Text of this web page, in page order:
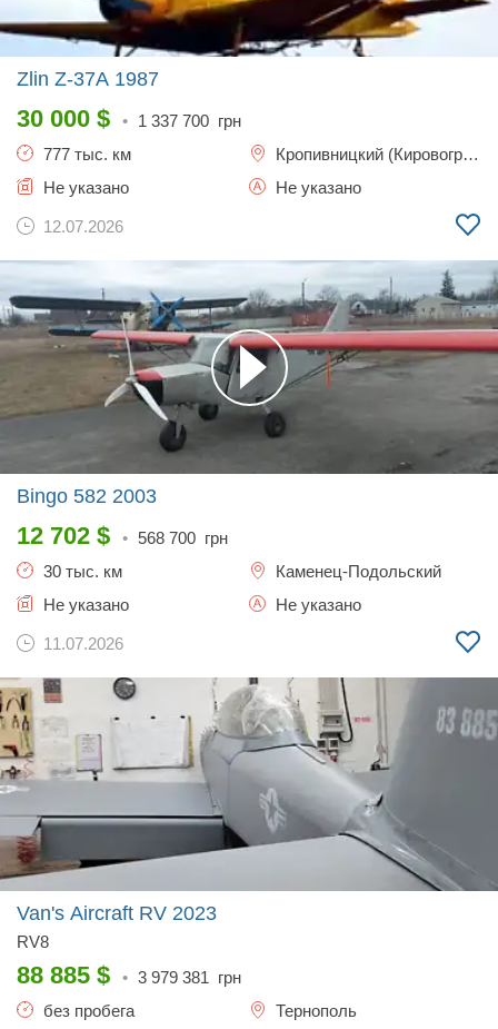
Zlin Z-37A 1987
30 000 $ • 1 337 700 грн
777 тыс. км
Кропивницкий (Кировоград)
Не указано
Не указано
12.07.2026
Bingo 582 2003
12 702 $ • 568 700 грн
30 тыс. км
Каменец-Подольский
Не указано
Не указано
11.07.2026
Van's Aircraft RV 2023
RV8
88 885 $ • 3 979 381 грн
без пробега
Тернополь